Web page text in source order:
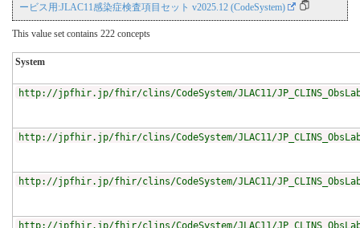
ービス用:JLAC11感染症検査項目セット v2025.12 (CodeSystem)
This value set contains 222 concepts
System
http://jpfhir.jp/fhir/clins/CodeSystem/JLAC11/
http://jpfhir.jp/fhir/clins/CodeSystem/JLAC11/
http://jpfhir.jp/fhir/clins/CodeSystem/JLAC11/